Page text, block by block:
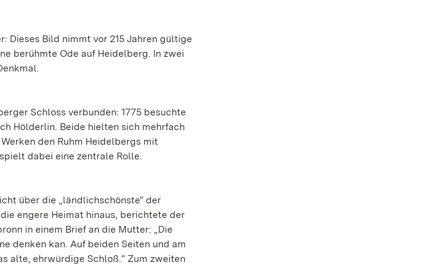
Dieses Bild nimmt vor 215 Jahren gültige
berühmte Ode auf Heidelberg. In zwei
Schloss verbunden: 1775 besuchte
Hölderlin. Beide hielten sich mehrfach
den Ruhm Heidelbergs mit
dabei eine zentrale Rolle.
über die „ländlichschönste“ der
engere Heimat hinaus, berichtete der
in einem Brief an die Mutter: „Die
denken kan. Auf beiden Seiten und am
alte, ehrwürdige Schloß.“ Zum zweiten